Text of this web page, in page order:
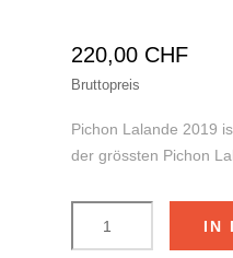
220,00 CHF
Bruttopreis
Pichon Lalande 2019
der grössten Pichon
IN